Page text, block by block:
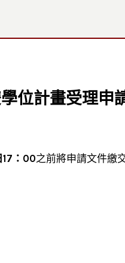
位計畫受理申
17 ： 00之前將申請文件繳